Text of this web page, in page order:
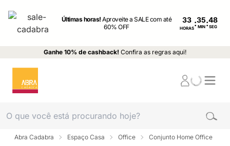
Últimas horas!Aproveite a SALE com até
60% OFF
33
HORAS: MIN : SEG
Ganhe 10% de cashback! Confira as regras aqui!
Abra Cadabra Espaço Casa Office Conjunto Home Office